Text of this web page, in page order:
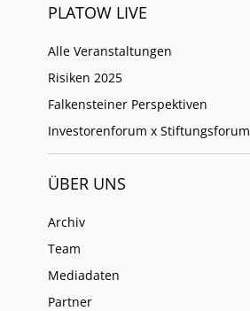
PLATOW LIVE
Alle Veranstaltungen
Risiken 2025
Falkensteiner Perspektiven
Investorenforum x Stiftungsforum
ÜBER UNS
Archiv
Team
Mediadaten
Partner